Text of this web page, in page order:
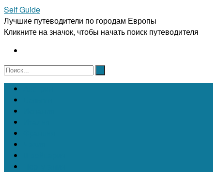
Self Guide
Лучшие путеводители по городам Европы
Кликните на значок, чтобы начать поиск путеводителя